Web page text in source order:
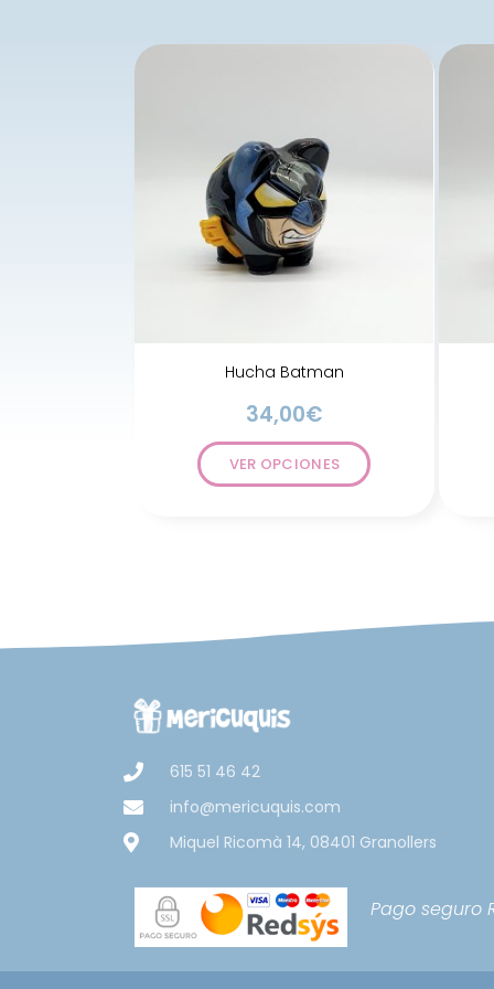
Hucha Batman
34,00€
VER OPCIONES
615 51 46 42
info@mericuquis.com
Miquel Ricomà 14, 08401 Granollers
Pago seguro